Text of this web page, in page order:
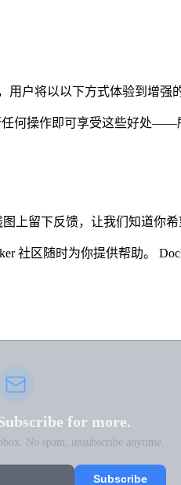
用户将以以下方式体验到增强
何操作即可享受这些好处——
上留下反馈，让我们知道你
社区随时为你提供帮助。
for more.
No spam, unsubscribe anytime.